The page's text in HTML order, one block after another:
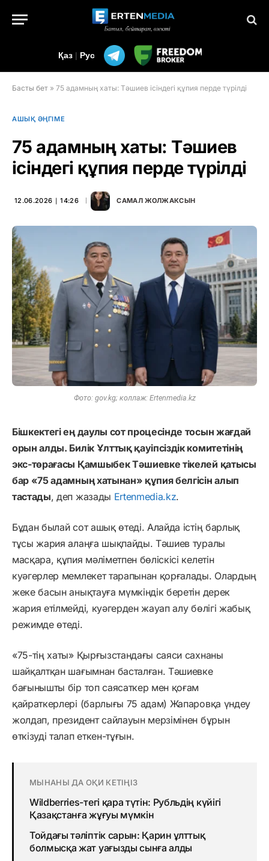
Қаз | Рус
Басты бет » 75 адамның хаты: Тәшиев ісіндегі құпия перде түрілді
АШЫҚ ӘҢГІМЕ
75 адамның хаты: Тәшиев
ісіндегі құпия перде түрілді
12.06.2026 ∣ 14:26 САМАЛ ЖОЛЖАКСЫН
Фото: gov.kg; коллаж: Ertenmedia.kz
Бішкектегі ең даулы сот процесінде тосын жағдай
орын алды. Билік Ұлттық қауіпсіздік комитетінің
экс-төрағасы Қамшыбек Тәшиевке тікелей қатысы
бар «75 адамның хатынан» құпия белгісін алып
тастады, деп жазады Ertenmedia.kz.
Бұдан былай сот ашық өтеді. Алайда істің барлық
тұсы жария алаңға шықпайды. Тәшиев туралы
масқара, құпия мәліметпен бөліскісі келетін
куәгерлер мемлекет тарапынан қорғалады. Олардың
жеке басын анықтауға мүмкіндік беретін дерек
жария етілмейді, куәгерден жауап алу бөлігі жабық
режимде өтеді.
«75-тің хаты» Қырғызстандағы саяси сахнаны
шайқалтқан шағымнан басталған. Тәшиевке
бағынышты бір топ саясаткер мен қоғам
қайраткерлері (барлығы 75 адам) Жапаровқа үндеу
жолдап, президент сайлауын мерзімінен бұрын
өткізуді талап еткен-тұғын.
МЫНАНЫ ДА ОҚИ КЕТІҢІЗ
Wildberries-тегі қара түтін: Рубльдің күйігі
Қазақстанға жұғуы мүмкін
Тойдағы тәліптік сарын: Қарин ұлттық
болмысқа жат уағызды сынға алды